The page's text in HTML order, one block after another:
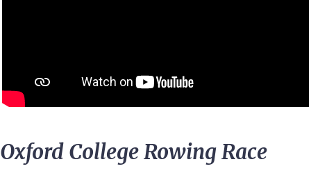
Oxford College Rowing Race